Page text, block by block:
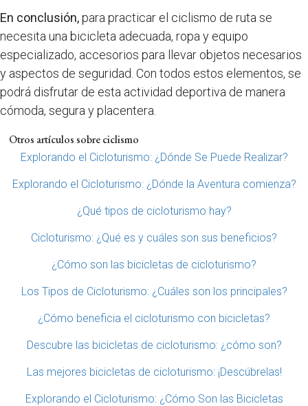
En conclusión,para practicar el ciclismo de ruta se
necesita una bicicleta adecuada, ropa y equipo
especializado, accesorios para llevar objetos necesarios
y aspectos de seguridad. Con todos estos elementos, se
podrá disfrutar de esta actividad deportiva de manera
cómoda, segura y placentera.
Otros artículos sobre ciclismo
Explorando el Cicloturismo: ¿Dónde Se Puede Realizar?
Explorando el Cicloturismo: ¿Dónde la Aventura comienza?
¿Qué tipos de cicloturismo hay?
Cicloturismo: ¿Qué es y cuáles son sus beneficios?
¿Cómo son las bicicletas de cicloturismo?
Los Tipos de Cicloturismo: ¿Cuáles son los principales?
¿Cómo beneficia el cicloturismo con bicicletas?
Descubre las bicicletas de cicloturismo: ¿cómo son?
Las mejores bicicletas de cicloturismo: ¡Descúbrelas!
Explorando el Cicloturismo: ¿Cómo Son las Bicicletas